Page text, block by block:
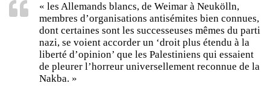
« les Allemands blancs, de Weimar à Neukölln,
membres d’organisations antisémites bien connues,
dont certaines sont les successeuses mêmes du parti
nazi, se voient accorder un ‘droit plus étendu à la
liberté d’opinion’ que les Palestiniens qui essaient
de pleurer l’horreur universellement reconnue de la
Nakba. »